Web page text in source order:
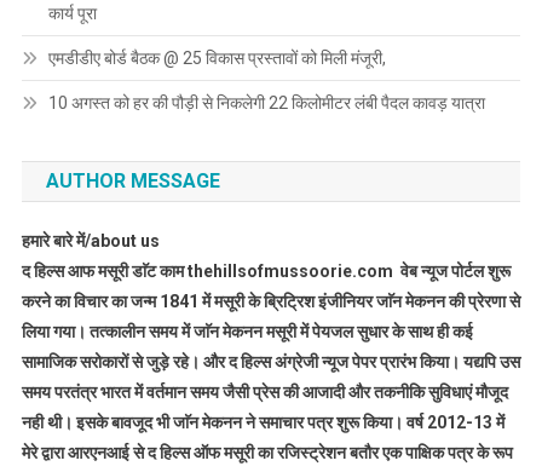
कार्य पूरा
एमडीडीए बोर्ड बैठक @ 25 विकास प्रस्तावों को मिली मंजूरी,
10 अगस्त को हर की पौड़ी से निकलेगी 22 किलोमीटर लंबी पैदल कावड़ यात्रा
AUTHOR MESSAGE
हमारे बारे में/about us
द हिल्स आफ मसूरी डाॅट काम thehillsofmussoorie.com वेब न्यूज पोर्टल शुरू
करने का विचार का जन्म 1841 में मसूरी के ब्रिट्रिश इंजीनियर जाॅन मेकनन की प्रेरणा से
लिया गया। तत्कालीन समय में जाॅन मेकनन मसूरी में पेयजल सुधार के साथ ही कई
सामाजिक सरोकारों से जुड़े रहे। और द हिल्स अंग्रेजी न्यूज पेपर प्रारंभ किया। यद्यपि उस
समय परतंत्र भारत में वर्तमान समय जैसी प्रेस की आजादी और तकनीकि सुविधाएं मौजूद
नही थी। इसके बावजूद भी जाॅन मेकनन ने समाचार पत्र शुरू किया। वर्ष 2012-13 में
मेरे द्वारा आरएनआई से द हिल्स ऑफ मसूरी का रजिस्ट्रेशन बतौर एक पाक्षिक पत्र के रूप